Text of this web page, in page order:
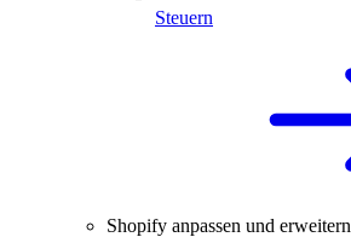
Steuern
Shopify anpassen und erweitern